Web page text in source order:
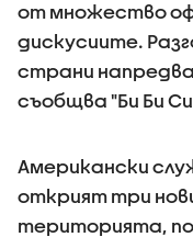
от множество
дискусиите.
страни
съобщва "Би Би
Американски
открият три
територията,